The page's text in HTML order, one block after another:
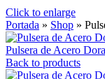
Click to enlarge
Portada » Shop »
Pulsera de Acero
Back to products